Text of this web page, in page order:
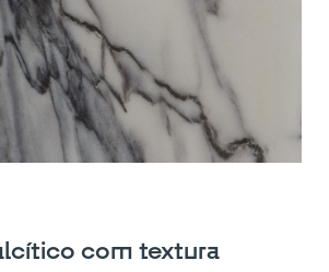
com textura